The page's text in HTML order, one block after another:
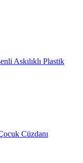
Askılıklı Plastik
Cüzdanı